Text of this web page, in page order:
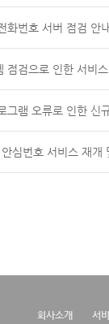
화번호 서버 점검 안
점검으로 인한 서비
그램 오류로 인한 신
심번호 서비스 재개
회사소개 서